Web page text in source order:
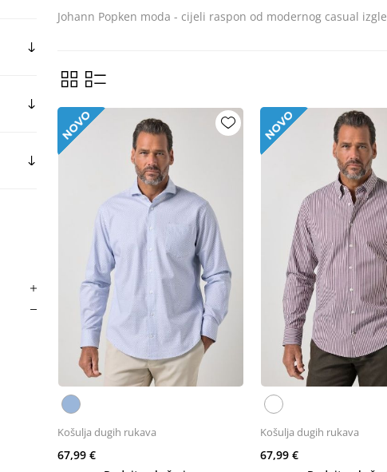
Johann Popken moda - cijeli raspon od modernog casual
Košulja dugih rukava
67,99 €
Košulja dugih rukava
67,99 €